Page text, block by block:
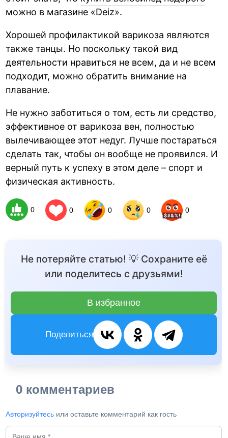
можно в магазине «Deiz».
Хорошей профилактикой варикоза являются
также танцы. Но поскольку такой вид
деятельности нравиться не всем, да и не всем
подходит, можно обратить внимание на
плавание.
Не нужно заботиться о том, есть ли средство,
эффективное от варикоза вен, полностью
вылечивающее этот недуг. Лучше постараться
сделать так, чтобы он вообще не проявился. И
верный путь к успеху в этом деле – спорт и
физическая активность.
0 0 0 0 0
Не потеряйте статью! 💡 Сохраните её
или поделитесь с друзьями!
В избранное
Поделиться
0 комментариев
Авторизуйтесь или оставьте комментарий как гость